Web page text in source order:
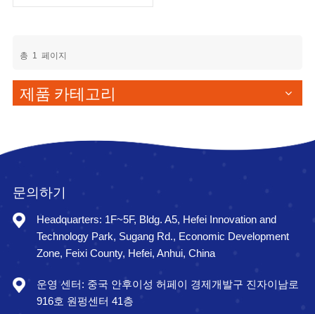
총 1 페이지
제품 카테고리
문의하기
Headquarters: 1F~5F, Bldg. A5, Hefei Innovation and
Technology Park, Sugang Rd., Economic Development
Zone, Feixi County, Hefei, Anhui, China
운영 센터: 중국 안후이성 허페이 경제개발구 진자이남로
916호 원펑센터 41층